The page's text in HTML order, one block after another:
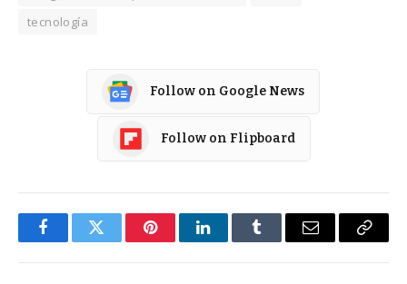
tecnología
Follow on Google News
Follow on Flipboard
FacebookTwitter PinterestLinkedInTumblr Email
Copy